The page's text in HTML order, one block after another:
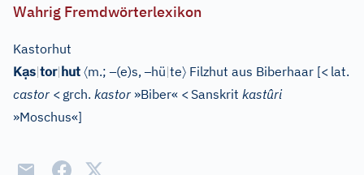
Wahrig Fremdwörterlexikon
Kastorhut
Kạs|tor|hut 〈m.;–(e)s,–hü|te〉 Filzhut aus Biberhaar [< lat.
castor < grch. kastor »Biber« <Sanskrit kastûri
»Moschus«]